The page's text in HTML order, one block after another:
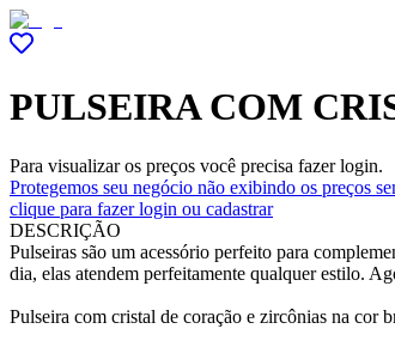
PULSEIRA COM
Para visualizar os preços você precisa fazer login.
Protegemos seu negócio não exibindo os preços
clique para fazer login ou cadastrar
DESCRIÇÃO
Pulseiras são um acessório perfeito para
dia, elas atendem perfeitamente qualquer estilo.
Pulseira com cristal de coração e zircônias na cor